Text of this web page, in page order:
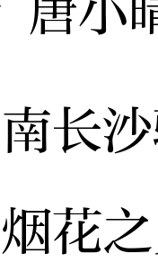
沙
花